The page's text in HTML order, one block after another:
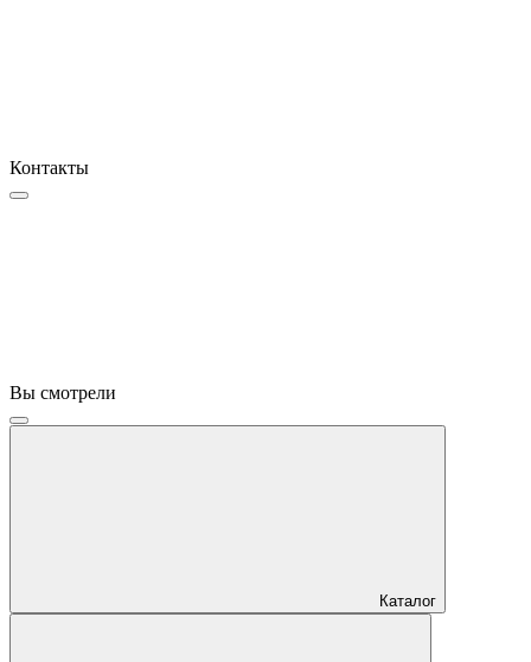
Контакты
Вы смотрели
Каталог